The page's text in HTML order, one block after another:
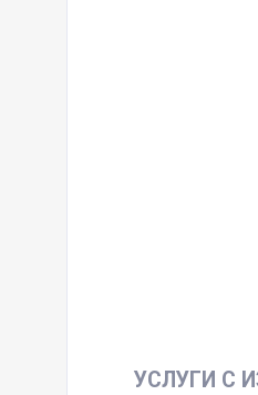
УСЛУГИ С